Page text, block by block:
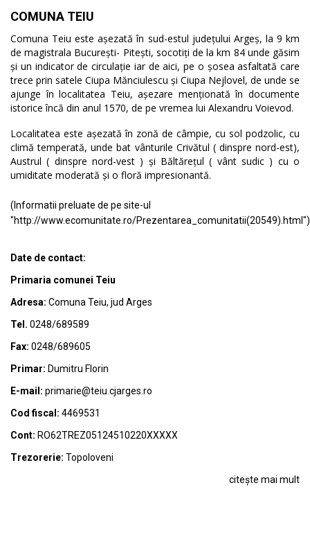
COMUNA TEIU
Comuna Teiu este așezată în sud-estul județului Argeș, la 9 km
de magistrala București- Pitești, socotiți de la km 84 unde găsim
și un indicator de circulație iar de aici, pe o șosea asfaltată care
trece prin satele Ciupa Mănciulescu și Ciupa Nejlovel, de unde se
ajunge în localitatea Teiu, așezare menționată în documente
istorice încă din anul 1570, de pe vremea lui Alexandru Voievod.
Localitatea este așezată în zonă de câmpie, cu sol podzolic, cu
climă temperată, unde bat vânturile Crivătul ( dinspre nord-est),
Austrul ( dinspre nord-vest ) și Băltărețul ( vânt sudic ) cu o
umiditate moderată și o floră impresionantă.
(Informatii preluate de pe site-ul
"http://www.ecomunitate.ro/Prezentarea_comunitatii(20549).html")
Date de contact:
Primaria comunei Teiu
Adresa: Comuna Teiu, jud Arges
Tel. 0248/689589
Fax: 0248/689605
Primar: Dumitru Florin
E-mail: primarie@teiu.cjarges.ro
Cod fiscal: 4469531
Cont: RO62TREZ05124510220XXXXX
Trezorerie: Topoloveni
citește mai mult